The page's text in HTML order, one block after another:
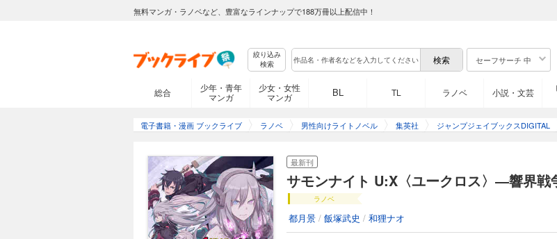
無料マンガ・ラノベなど、豊富なラインナップで188万冊以上配信中！
絞り込み
検索
セーフサーチ 中
総合
少年・青年
マンガ
少女・女性
マンガ
BL TL ラノベ 小説・文芸
電子書籍・漫画 ブックライブ ラノベ 男性向けライトノベル 集英社 ジャンプジェイブックスDIGITAL
最新刊
サモンナイト U:X〈ユークロス〉―響界
ラノベ
都月景 / 飯塚武史 / 和狸ナオ